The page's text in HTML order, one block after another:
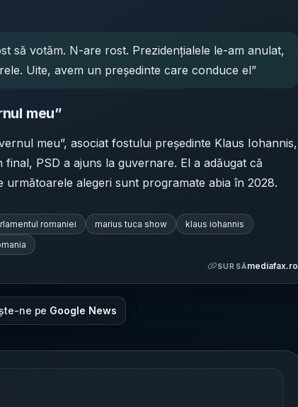
să votăm. N-are rost. Prezidențialele le-am anulat,
Uite, avem un președinte care conduce el”
meu”
meu”, asociat fostului președinte Klaus Iohannis,
PSD a ajuns la guvernare. El a adăugat că
alegeri sunt programate abia în 2028.
romaniei marius tuca show
klaus iohannis
SURSĂmediafax.ro
ne pe Google News